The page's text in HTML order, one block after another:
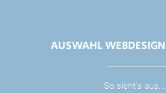
AUSWAHL
So sieht's aus...